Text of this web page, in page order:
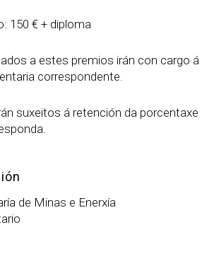
150 € + diploma
a estes premios irán con cargo á
correspondente.
suxeitos á retención da porcentaxe
de Minas e Enerxía